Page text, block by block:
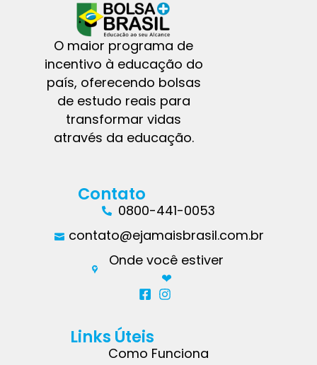
O maior programa de
incentivo à educação do
país, oferecendo bolsas
de estudo reais para
transformar vidas
através da educação.
Contato
0800-441-0053
contato@ejamaisbrasil.com.br
Onde você estiver
❤︎
Links Úteis
Como Funciona